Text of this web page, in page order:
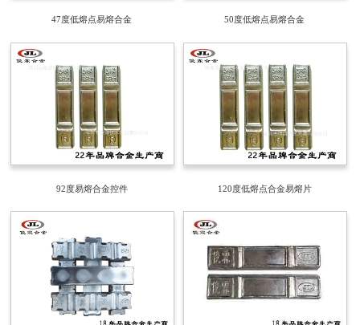
47度低熔点易熔合金 50度低熔点易熔合金
92度易熔合金控件 120度低熔点合金易熔片